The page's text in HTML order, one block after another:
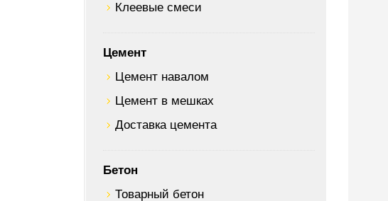
Клеевые смеси
Цемент
Цемент навалом
Цемент в мешках
Доставка цемента
Бетон
Товарный бетон